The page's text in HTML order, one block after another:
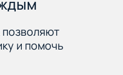
позволяют
и помочь